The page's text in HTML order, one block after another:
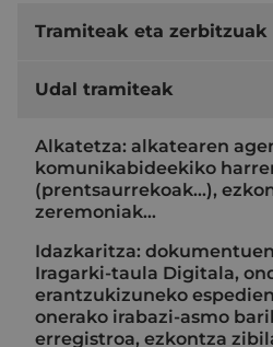
Tramiteak eta zerbitzuak
Udal tramiteak
Alkatetza: alkatearen
komunikabideekiko
(prentsaurrekoak...),
zeremoniak…
Idazkaritza:
Iragarki-taula Digitala,
erantzukizuneko
onerako irabazi-asmo
erregistroa, ezkontza